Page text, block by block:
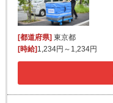
[都道府県]東京都
[時給]1,234円～1,234円